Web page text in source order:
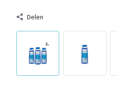
Delen